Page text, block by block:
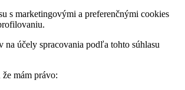
s marketingovými a preferenčnými cookies
na účely spracovania podľa tohto súhlasu
mám právo: